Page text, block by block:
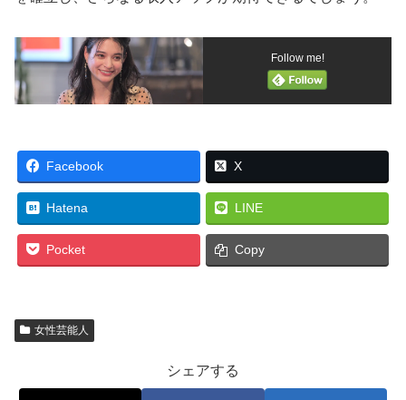
Follow me!
Facebook X
Hatena LINE
Pocket Copy
女性芸能人
シェアする